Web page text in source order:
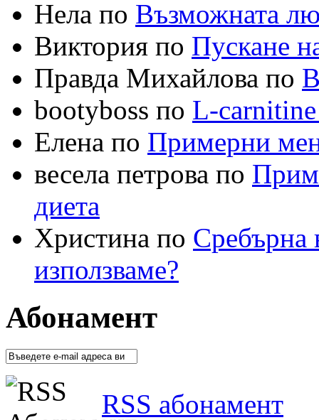
Нела по Възможната
Виктория по Пускане
Правда Михайлова по
bootyboss по L-
Елена по Примерни
весела петрова по
диета
Христина по Сребърна
използваме?
Абонамент
RSS абонамент